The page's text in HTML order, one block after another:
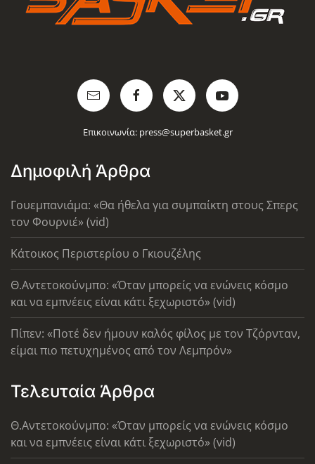
Επικοινωνία: press@superbasket.gr
Δημοφιλή Άρθρα
Γουεμπανιάμα: «Θα ήθελα για συμπαίκτη στους Σπερς
τον Φουρνιέ» (vid)
Κάτοικος Περιστερίου ο Γκιουζέλης
Θ.Αντετοκούνμπο: «Όταν μπορείς να ενώνεις κόσμο
και να εμπνέεις είναι κάτι ξεχωριστό» (vid)
Πίπεν: «Ποτέ δεν ήμουν καλός φίλος με τον Τζόρνταν,
είμαι πιο πετυχημένος από τον Λεμπρόν»
Τελευταία Άρθρα
Θ.Αντετοκούνμπο: «Όταν μπορείς να ενώνεις κόσμο
και να εμπνέεις είναι κάτι ξεχωριστό» (vid)